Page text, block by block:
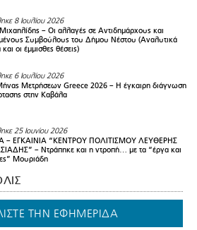
8 Ιουλίου 2026
– Οι αλλαγές σε Αντιδημάρχους και
Συμβούλους του Δήμου Νέστου (Αναλυτικά
οι έμμισθες θέσεις)
6 Ιουλίου 2026
Μετρήσεων Greece 2026 – H έγκαιρη διάγνωση
στην Καβάλα
25 Ιουνίου 2026
– ΕΓΚΑΙΝΙΑ “ΚΕΝΤΡΟΥ ΠΟΛΙΤΙΣΜΟΥ ΛΕΥΘΕΡΗΣ
– Ντράπηκε και η ντροπή… με τα “έργα και
Μουριάδη
ΤΗΝ ΕΦΗΜΕΡΙΔΑ